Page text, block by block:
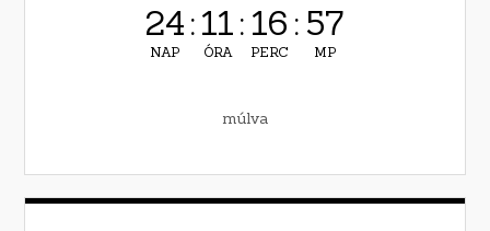
24
NAP
:11
ÓRA
: 16
PERC
: 56
MP
múlva